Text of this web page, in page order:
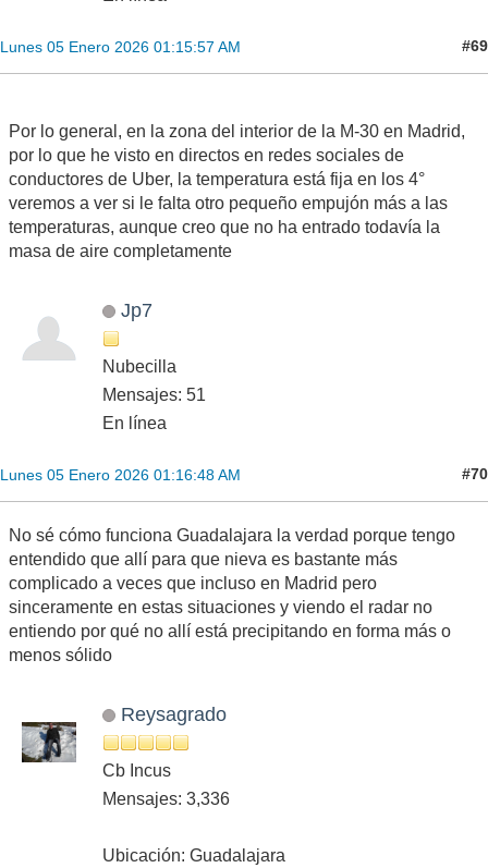
Lunes 05 Enero 2026 01:15:57 AM #69
Por lo general, en la zona del interior de la M-30 en Madrid,
por lo que he visto en directos en redes sociales de
conductores de Uber, la temperatura está fija en los 4°
veremos a ver si le falta otro pequeño empujón más a las
temperaturas, aunque creo que no ha entrado todavía la
masa de aire completamente
Jp7
Nubecilla
Mensajes: 51
En línea
Lunes 05 Enero 2026 01:16:48 AM #70
No sé cómo funciona Guadalajara la verdad porque tengo
entendido que allí para que nieva es bastante más
complicado a veces que incluso en Madrid pero
sinceramente en estas situaciones y viendo el radar no
entiendo por qué no allí está precipitando en forma más o
menos sólido
Reysagrado
Cb Incus
Mensajes: 3,336
Ubicación: Guadalajara